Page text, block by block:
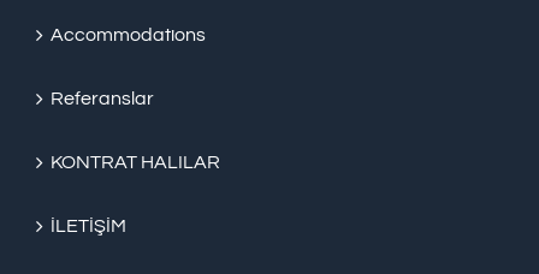
Accommodations
Referanslar
KONTRAT HALILAR
İLETİŞİM